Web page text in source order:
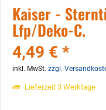
Kaiser -
Lfp/Deko-C.
4,49 € *
inkl. MwSt. zzgl.
Lieferzeit 3 Werktage